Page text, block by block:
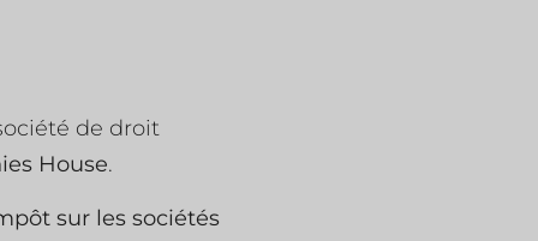
de droit
House.
sur les sociétés